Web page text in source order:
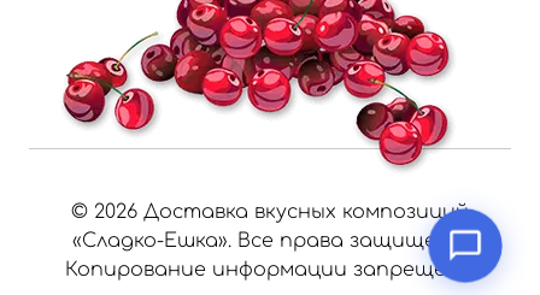
© 2026 Доставка вкусных композиций
«Сладко-Ешка». Все права защищены.
Копирование информации запрещено.